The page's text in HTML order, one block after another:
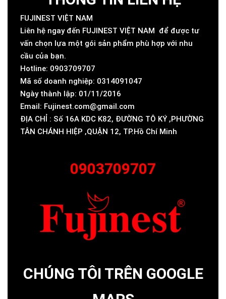
FUJINEST VIỆT NAM
Liên hệ ngay đến FUJINEST VIỆT NAM để được tư
vấn chọn lựa một gói sản phẩm phù hợp với nhu
cầu của bạn.
Hotline: 0903709707
Mã số doanh nghiệp: 0314091047
Ngày thành lập: 01/11/2016
Email: Fujinest.com@gmail.com
ĐỊA CHỈ : Số 16A KDC K82, ĐƯỜNG TÔ KÝ ,PHƯỜNG
TÂN CHÁNH HIỆP ,QUẬN 12, TP.Hồ Chí Minh
0903709707
CHÚNG TÔI TRÊN GOOGLE